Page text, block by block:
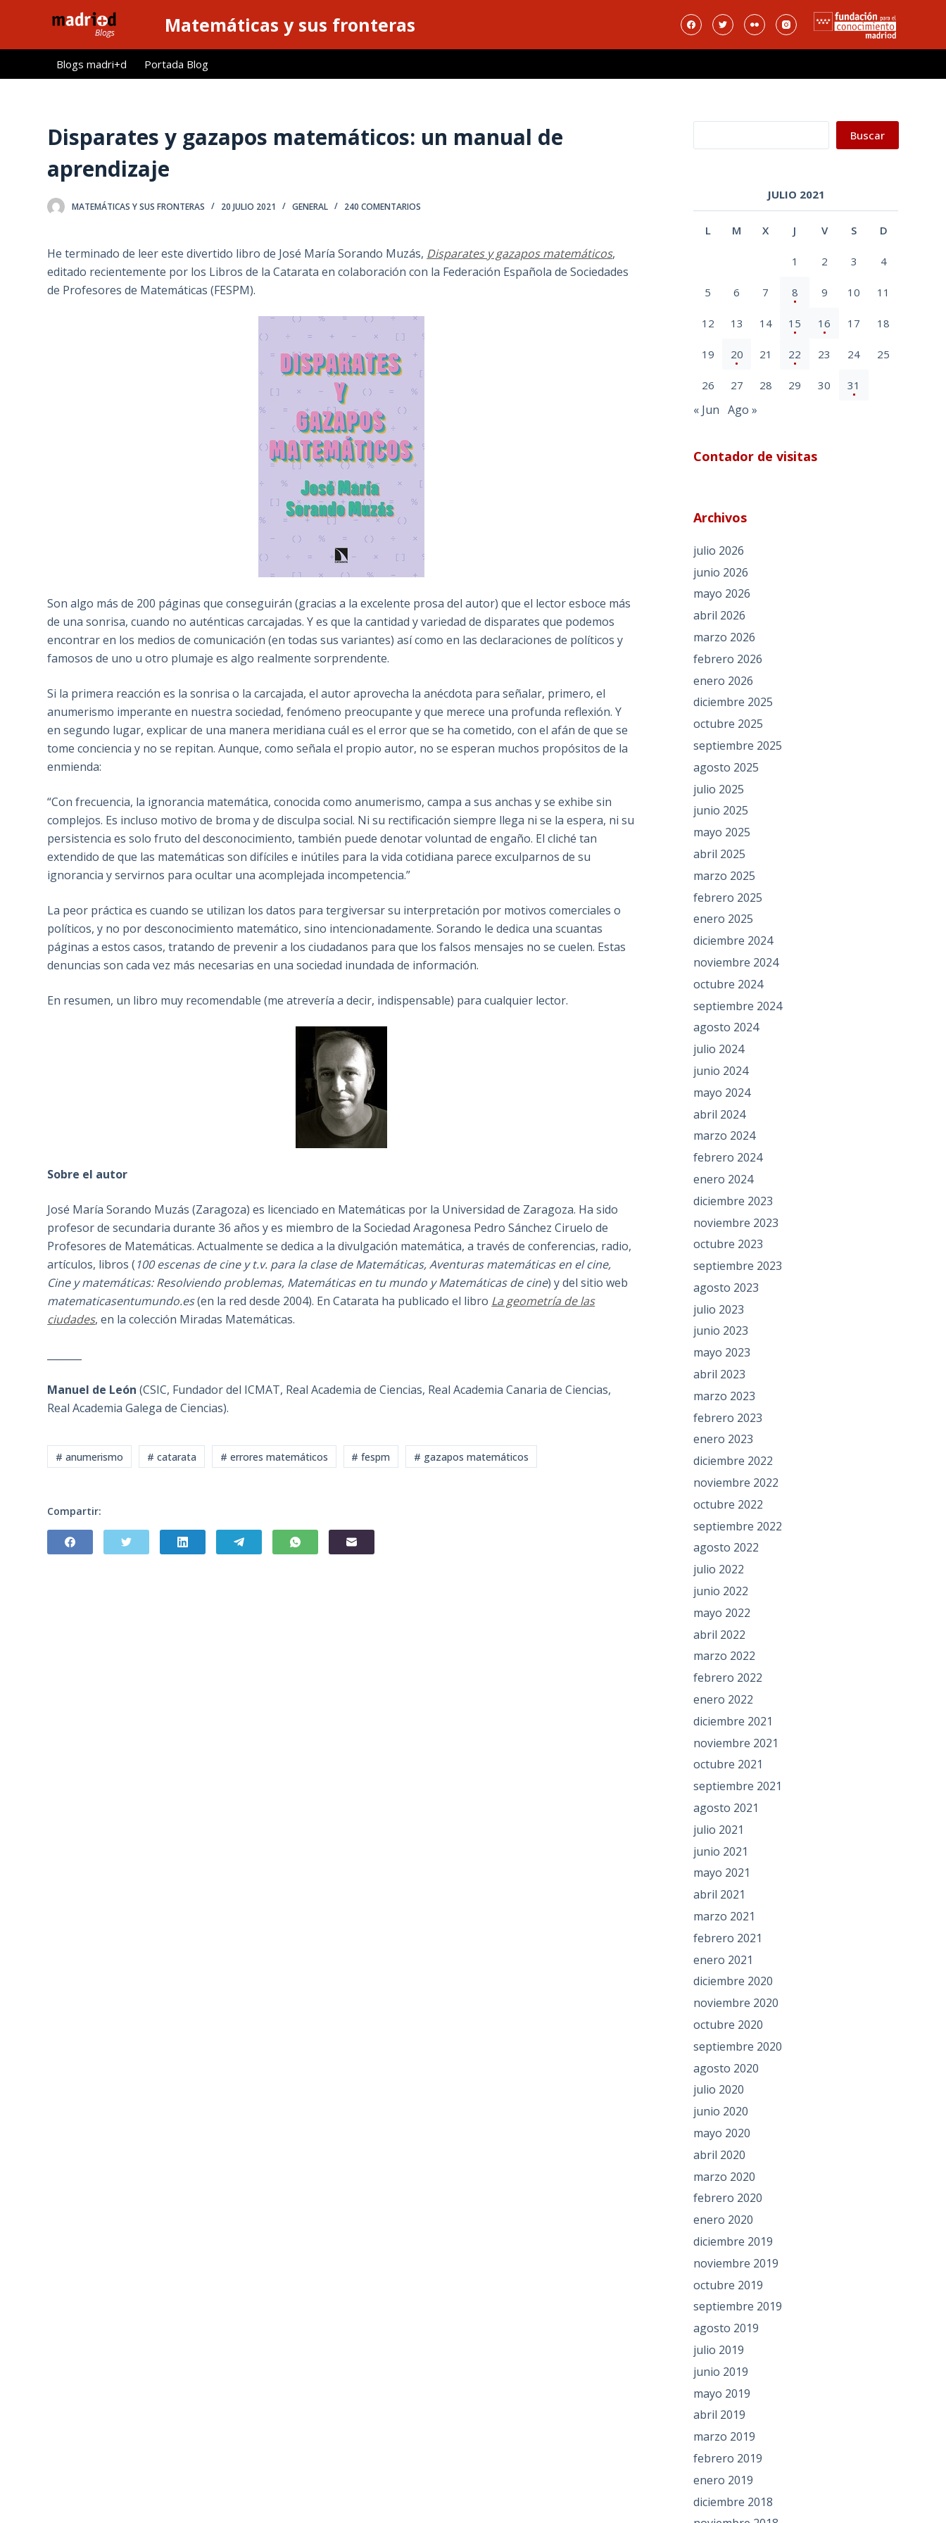
l
Matemáticas y sus fronteras
Blogs madri+d Portada Blog
Disparates y gazapos matemáticos: un manual de
aprendizaje
MATEMÁTICAS Y SUS FRONTERAS 20 JULIO 2021 GENERAL 240 COMENTARIOS
He terminado de leer este divertido libro de José María Sorando Muzás, Disparates y gazapos matemáticos,
editado recientemente por los Libros de la Catarata en colaboración con la Federación Española de Sociedades
de Profesores de Matemáticas (FESPM).
Son algo más de 200 páginas que conseguirán (gracias a la excelente prosa del autor) que el lector esboce más
de una sonrisa, cuando no auténticas carcajadas. Y es que la cantidad y variedad de disparates que podemos
encontrar en los medios de comunicación (en todas sus variantes) así como en las declaraciones de políticos y
famosos de uno u otro plumaje es algo realmente sorprendente.
Si la primera reacción es la sonrisa o la carcajada, el autor aprovecha la anécdota para señalar, primero, el
anumerismo imperante en nuestra sociedad, fenómeno preocupante y que merece una profunda reflexión. Y
en segundo lugar, explicar de una manera meridiana cuál es el error que se ha cometido, con el afán de que se
tome conciencia y no se repitan. Aunque, como señala el propio autor, no se esperan muchos propósitos de la
enmienda:
“Con frecuencia, la ignorancia matemática, conocida como anumerismo, campa a sus anchas y se exhibe sin
complejos. Es incluso motivo de broma y de disculpa social. Ni su rectificación siempre llega ni se la espera, ni su
persistencia es solo fruto del desconocimiento, también puede denotar voluntad de engaño. El cliché tan
extendido de que las matemáticas son difíciles e inútiles para la vida cotidiana parece exculparnos de su
ignorancia y servirnos para ocultar una acomplejada incompetencia.”
La peor práctica es cuando se utilizan los datos para tergiversar su interpretación por motivos comerciales o
políticos, y no por desconocimiento matemático, sino intencionadamente. Sorando le dedica una scuantas
páginas a estos casos, tratando de prevenir a los ciudadanos para que los falsos mensajes no se cuelen. Estas
denuncias son cada vez más necesarias en una sociedad inundada de información.
En resumen, un libro muy recomendable (me atrevería a decir, indispensable) para cualquier lector.
Sobre el autor
José María Sorando Muzás (Zaragoza) es licenciado en Matemáticas por la Universidad de Zaragoza. Ha sido
profesor de secundaria durante 36 años y es miembro de la Sociedad Aragonesa Pedro Sánchez Ciruelo de
Profesores de Matemáticas. Actualmente se dedica a la divulgación matemática, a través de conferencias, radio,
artículos, libros ( 100 escenas de cine y t.v. para la clase de Matemáticas, Aventuras matemáticas en el cine,
Cine y matemáticas: Resolviendo problemas, Matemáticas en tu mundo y Matemáticas de cine) y del sitio web
matematicasentumundo.es(en la red desde 2004). En Catarata ha publicado el libro La geometría de las
ciudades, en la colección Miradas Matemáticas.
Manuel de León (CSIC, Fundador del ICMAT, Real Academia de Ciencias, Real Academia Canaria de Ciencias,
Real Academia Galega de Ciencias).
# anumerismo # catarata # errores matemáticos # fespm # gazapos matemáticos
Compartir:
Buscar
JULIO 2021
L M X J V S D
1 2 3 4
5 6 7 8 9 10 11
12 13 14 15 16 17 18
19 20 21 22 23 24 25
26 27 28 29 30 31
« Jun Ago »
Contador de visitas
Archivos
julio 2026
junio 2026
mayo 2026
abril 2026
marzo 2026
febrero 2026
enero 2026
diciembre 2025
octubre 2025
septiembre 2025
agosto 2025
julio 2025
junio 2025
mayo 2025
abril 2025
marzo 2025
febrero 2025
enero 2025
diciembre 2024
noviembre 2024
octubre 2024
septiembre 2024
agosto 2024
julio 2024
junio 2024
mayo 2024
abril 2024
marzo 2024
febrero 2024
enero 2024
diciembre 2023
noviembre 2023
octubre 2023
septiembre 2023
agosto 2023
julio 2023
junio 2023
mayo 2023
abril 2023
marzo 2023
febrero 2023
enero 2023
diciembre 2022
noviembre 2022
octubre 2022
septiembre 2022
agosto 2022
julio 2022
junio 2022
mayo 2022
abril 2022
marzo 2022
febrero 2022
enero 2022
diciembre 2021
noviembre 2021
octubre 2021
septiembre 2021
agosto 2021
julio 2021
junio 2021
mayo 2021
abril 2021
marzo 2021
febrero 2021
enero 2021
diciembre 2020
noviembre 2020
octubre 2020
septiembre 2020
agosto 2020
julio 2020
junio 2020
mayo 2020
abril 2020
marzo 2020
febrero 2020
enero 2020
diciembre 2019
noviembre 2019
octubre 2019
septiembre 2019
agosto 2019
julio 2019
junio 2019
mayo 2019
abril 2019
marzo 2019
febrero 2019
enero 2019
diciembre 2018